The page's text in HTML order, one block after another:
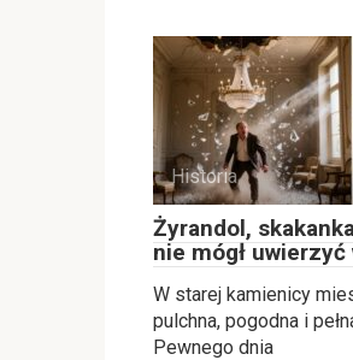
Historia
Żyrandol,
nie mógł
W starej kamienicy
pulchna, pogodna i
Pewnego dnia